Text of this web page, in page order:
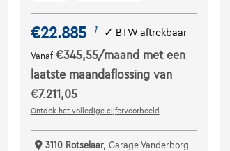
€22.885 1 ✓ BTW aftrekbaar
Vanaf €345,55/maand met een
laatste maandaflossing van
€7.211,05
Ontdek het volledige cijfervoorbeeld
3110 Rotselaar, Garage Vanderborght Rotselaar